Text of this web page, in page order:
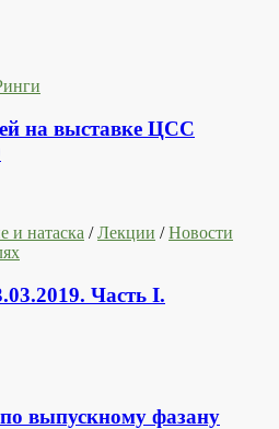
на выставке ЦСС
и натаска /Лекции /Новости
Часть I.
выпускному фазану